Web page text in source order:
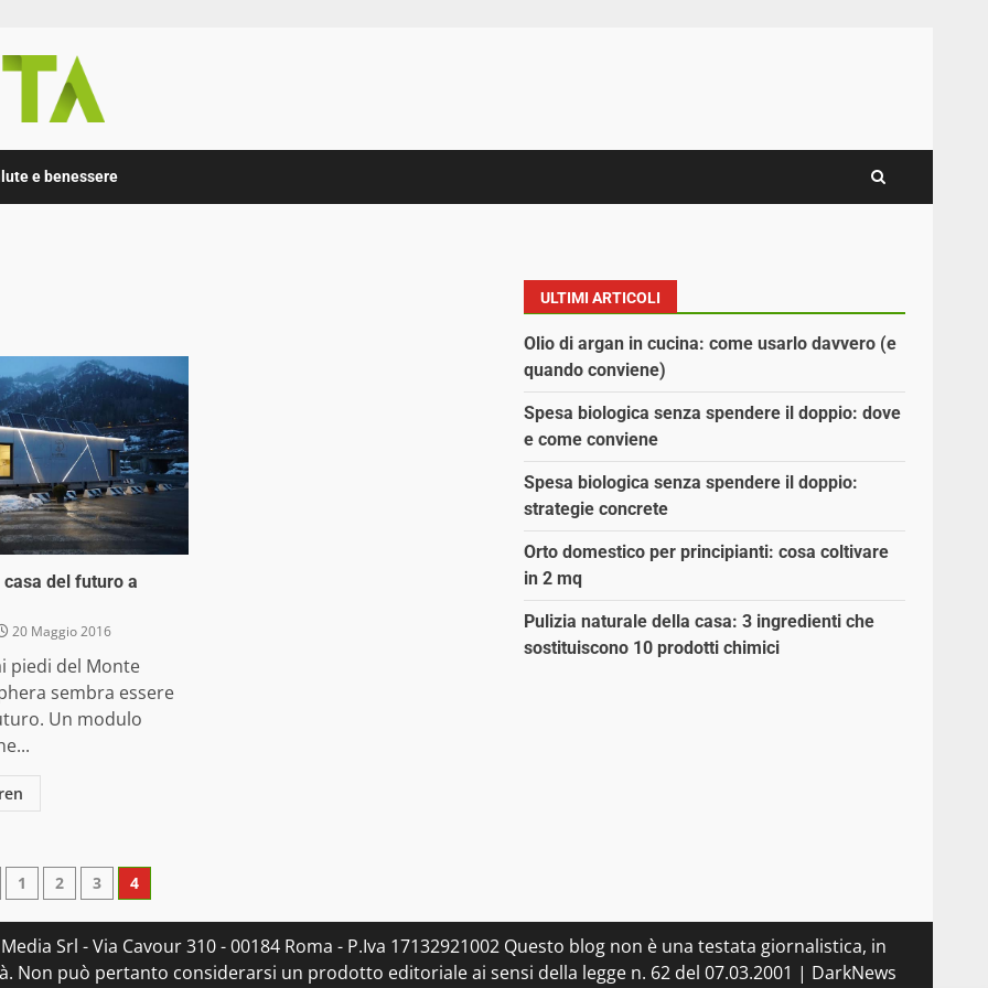
e benessere
del futuro a
20 Maggio 2016
piedi del Monte
sembra essere
Un modulo
1 2 3 4
ULTIMI ARTICOLI
Olio di argan in cucina: come usarlo davvero (e
quando conviene)
Spesa biologica senza spendere il doppio: dove
e come conviene
Spesa biologica senza spendere il doppio:
strategie concrete
Orto domestico per principianti: cosa coltivare
in 2 mq
Pulizia naturale della casa: 3 ingredienti che
sostituiscono 10 prodotti chimici
Srl - Via Cavour 310 - 00184 Roma - P.Iva 17132921002 Questo blog non è una testata giornalistica, in
Non può pertanto considerarsi un prodotto editoriale ai sensi della legge n. 62 del 07.03.2001 | DarkNews